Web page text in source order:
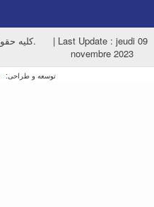
© کلیه حقوق متعلق به دانشگاه کاشان می‌باشد. | Last Update : jeudi 09
novembre 2023
توسعه و طراحی: